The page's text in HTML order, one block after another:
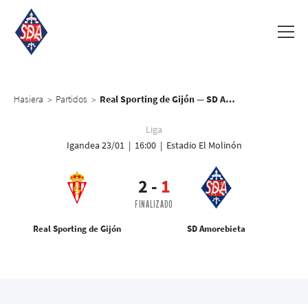
Hasiera > Partidos > Real Sporting de Gijón — SD Amorebieta
Liga
Igandea 23/01 | 16:00 | Estadio El Molinón
SD Amorebieta
1
-
2
FINALIZADO
Real Sporting de Gijón